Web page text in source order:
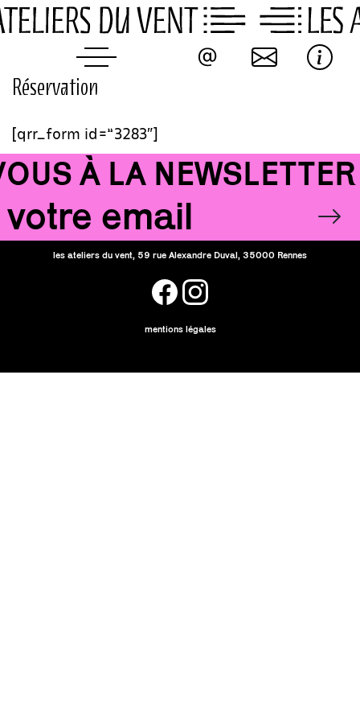
Skip
to
Réservation
[qrr_form id=”3283″]
À LA
Email
les ateliers du vent, 59 rue Alexandre Duval, 35000 Rennes
facebookinstagram
mentions légales